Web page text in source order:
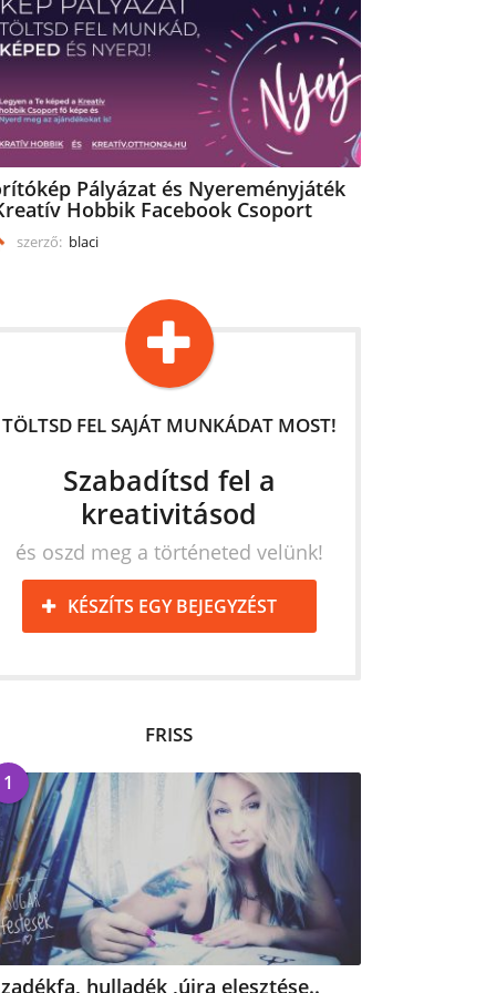
Pályázat és Nyereményjáték
Hobbik Facebook Csoport
szerző: blaci
TÖLTSD FEL SAJÁT MUNKÁDAT MOST!
Szabadítsd fel a
kreativitásod
és oszd meg a történeted velünk!
KÉSZÍTS EGY BEJEGYZÉST
FRISS
1
hulladék ,újra elesztése..